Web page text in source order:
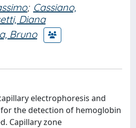
; Cassiano,
Diana
Bruno
electrophoresis and
the detection of hemoglobin
Capillary zone